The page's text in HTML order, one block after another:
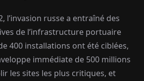
l’invasion russe a entraîné des
de l’infrastructure portuaire
400 installations ont été ciblées,
immédiate de 500 millions
les sites les plus critiques, et